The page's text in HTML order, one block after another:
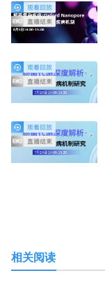
相关阅读